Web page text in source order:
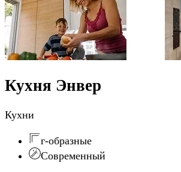
Кухня Энвер
Кухни
г-образные
Современный